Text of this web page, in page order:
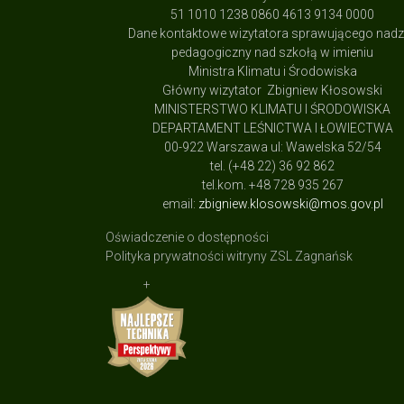
51 1010 1238 0860 4613 9134 0000
Dane kontaktowe wizytatora sprawującego
pedagogiczny nad szkołą w imieniu
Ministra Klimatu i Środowiska
Główny wizytator Zbigniew Kłosowski
MINISTERSTWO KLIMATU I ŚRODOWISKA
DEPARTAMENT LEŚNICTWA I ŁOWIECTWA
00-922 Warszawa ul: Wawelska 52/54
tel. (+48 22) 36 92 862
tel.kom. +48 728 935 267
email: zbigniew.klosowski@mos.gov.pl
Oświadczenie o dostępności
Polityka prywatności witryny ZSL Zagnańsk
+